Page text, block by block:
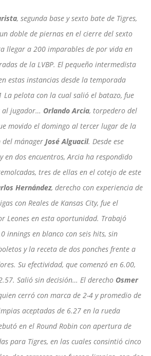
, segunda base y sexto bate de Tigres,
doble de piernas en el cierre del sexto
llegar a 200 imparables de por vida en
de la LVBP. El pequeño intermedista
estas instancias desde la temporada
La pelota con la cual salió el batazo, fue
al jugador… Orlando Arcia, torpedero del
movido el domingo al tercer lugar de la
mánager José Alguacil. Desde ese
en dos encuentros, Arcia ha respondido
tres de ellas en el cotejo de este
Hernández, derecho con experiencia de
con Reales de Kansas City, fue el
Leones en esta oportunidad. Trabajó
innings en blanco con seis hits, sin
y la receta de dos ponches frente a
Su efectividad, que comenzó en 6.00,
Salió sin decisión… El derecho Osmer
cerró con marca de 2-4 y promedio de
aceptadas de 6.27 en la rueda
en el Round Robin con apertura de
para Tigres, en las cuales consintió cinco